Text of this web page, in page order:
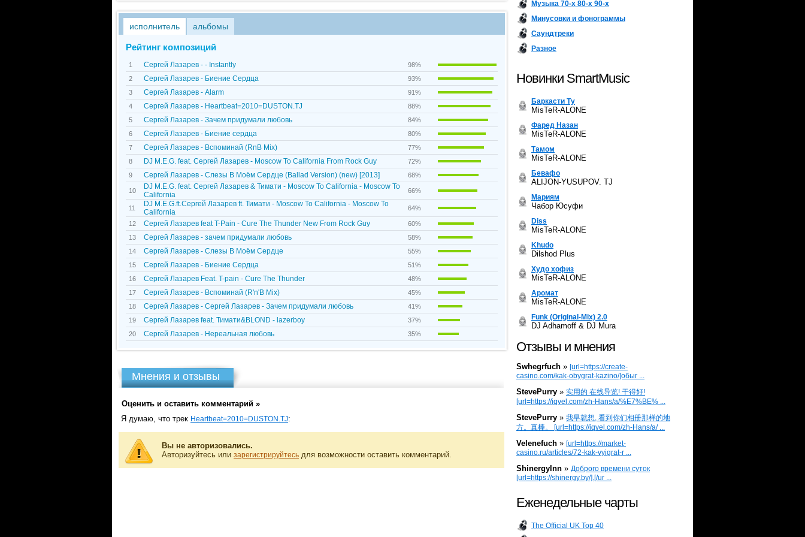
исполнитель альбомы
Рейтинг композиций
1 Сергей Лазарев - - Instantly
98%
2
Сергей Лазарев - Биение Сердца
93%
3
Сергей Лазарев - Alarm
91%
4
Сергей Лазарев - Heartbeat=2010=DUSTON.TJ
88%
5
Сергей Лазарев - Зачем придумали любовь
84%
6
Сергей Лазарев - Биение сердца
80%
7
Сергей Лазарев - Вспоминай (RnB Mix)
77%
8
DJ M.E.G. feat. Сергей Лазарев - Moscow To California From Rock Guy
72%
9
Сергей Лазарев - Слезы В Моём Сердце (Ballad Version) (new) [2013] 68%
10
DJ M.E.G. feat. Сергей Лазарев & Тимати - Moscow To California - Moscow To
California
66%
11
DJ M.E.G.ft.Сергей Лазарев ft. Тимати - Moscow To California - Moscow To
California
64%
12 Сергей Лазарев feat T-Pain - Cure The Thunder New From Rock Guy
60%
13
Сергей Лазарев - зачем придумали любовь
58%
14
Сергей Лазарев - Слезы В Моём Сердце
55%
15
Сергей Лазарев - Биение Сердца
51%
16
Сергей Лазарев Feat. T-pain - Cure The Thunder
48%
17
Сергей Лазарев - Вспоминай (R'n'B Mix)
45%
18
Сергей Лазарев - Сергей Лазарев - Зачем придумали любовь
41%
19
Сергей Лазарев feat. Тимати&BLOND - lazerboy
37%
20
Сергей Лазарев - Нереальная любовь 35%
Мнения и отзывы
Оценить и оставить комментарий »
Я думаю, что трек Heartbeat=2010=DUSTON.TJ:
Вы не авторизовались.
Авторизуйтесь или зарегистрируйтесь для возможности оставить комментарий.
Музыка 70-х 80-х 90-х
Минусовки и фонограммы
Саундтреки
Разное
Новинки SmartMusic
Баркасти Ту
MisTeR-ALONE
Фаред Назан
MisTeR-ALONE
Тамом
MisTeR-ALONE
Бевафо
ALIJON-YUSUPOV. TJ
Мариям
Чабор Юсуфи
Diss
MisTeR-ALONE
Khudo
Dilshod Plus
Худо хофиз
MisTeR-ALONE
Аромат
MisTeR-ALONE
Funk (Original-Mix) 2.0
DJ Adhamoff & DJ Mura
Отзывы и мнения
Swhegrfuch » [url=https://create-
casino.com/kak-obygrat-kazino/]обыг ...
StevePurry » 实用的 在线导览! 干得好!
[url=https://iqvel.com/zh-Hans/a/%E7%BE% ...
StevePurry » 我早就想, 看到你们相册那样的地
方。真棒。 [url=https://iqvel.com/zh-Hans/a/ ...
Velenefuch » [url=https://market-
casino.ru/articles/72-kak-vyigrat-r ...
Shinergylnn » Доброго времени суток
[url=https://shinergy.by/].[/ur ...
Еженедельные чарты
The Official UK Top 40